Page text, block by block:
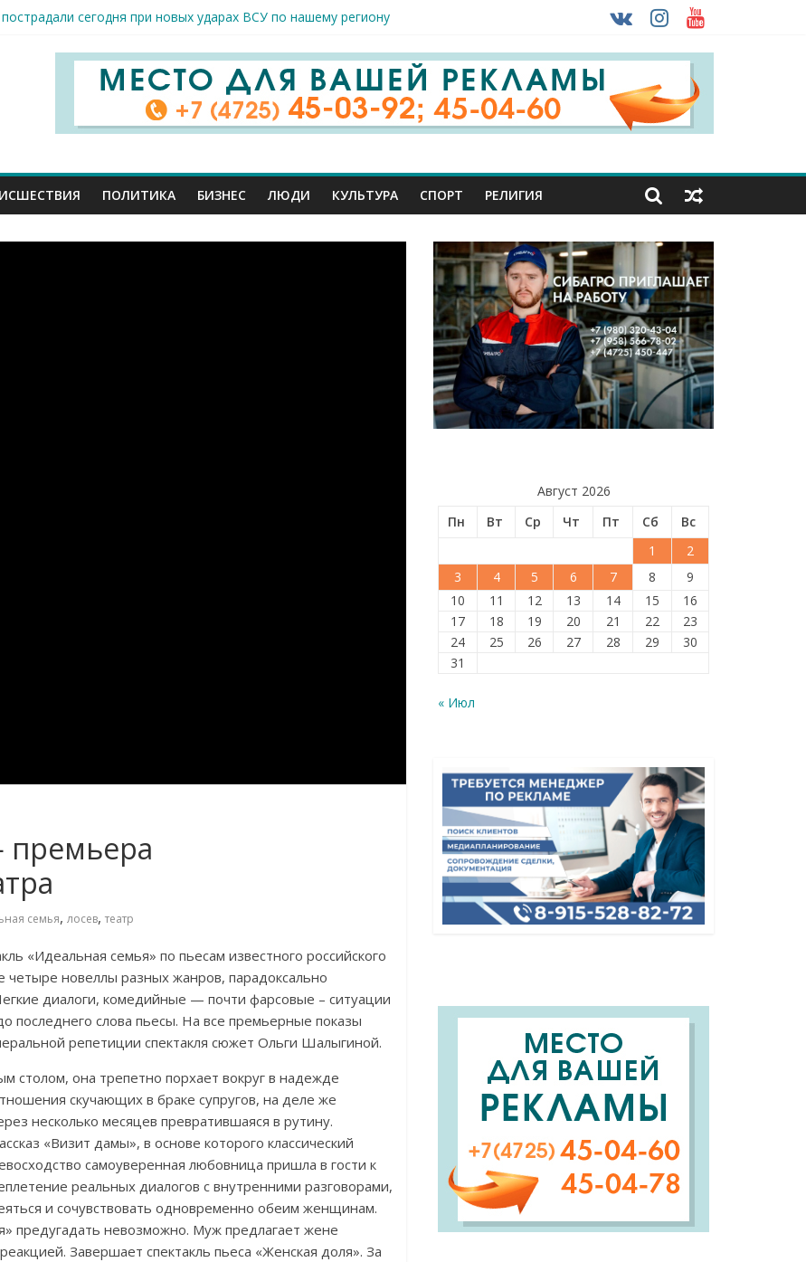
сегодня при новых ударах ВСУ по нашему региону
принимают поздравления с профессиональным праздником
и достижений: в Старом Осколе отметили День физкультурника
арт-мастерская открылась в Старом Осколе
ПОЛИТИКА БИЗНЕС ЛЮДИ КУЛЬТУРА СПОРТ РЕЛИГИЯ
премьера
семья, лосев, театр
«Идеальная семья» по пьесам известного российского
четыре новеллы разных жанров, парадоксально
диалоги, комедийные — почти фарсовые – ситуации
последнего слова пьесы. На все премьерные показы
репетиции спектакля сюжет Ольги Шалыгиной.
столом, она трепетно порхает вокруг в надежде
скучающих в браке супругов, на деле же
несколько месяцев превратившаяся в рутину.
«Визит дамы», в основе которого классический
самоуверенная любовница пришла в гости к
реальных диалогов с внутренними разговорами,
и сочувствовать одновременно обеим женщинам.
предугадать невозможно. Муж предлагает жене
Завершает спектакль пьеса «Женская доля». За
Август 2026
Пн
Вт Ср Чт Пт Сб
Вс
1
2
3
4 5 6 7 8
9
10
11 12 13 14 15
16
17
18 19 20 21 22
23
24
25 26 27 28 29
30
31
« Июл